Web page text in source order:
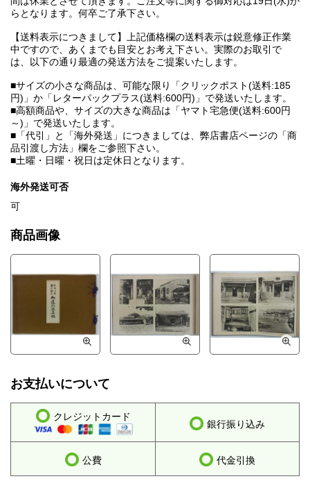
らとなります。何卒ご了承下さい。
【送料表示につきまして】上記価格欄の送料表示は鋭意修正作業
中ですので、あくまでも目安とお考え下さい。実際のお取引で
は、以下の通り最適の発送方法をご提案いたします。
■サイズの小さな商品は、可能な限り「クリックポスト(送料:185
円)」か「レターパックプラス(送料:600円)」で発送いたします。
■高額商品や、サイズの大きな商品は「ヤマト宅急便(送料:600円
～)」で発送いたします。
■「代引」と「海外発送」につきましては、弊店書店ページの「商
品引渡し方法」欄をご参照下さい。
■土曜・日曜・祝日は定休日となります。
海外発送可否
可
商品画像
お支払いについて
クレジットカード
銀行振り込み
公費 代金引換